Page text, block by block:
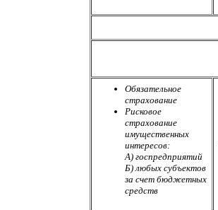
Обязательное
страхование
Рисковое
страхование
имущественных
интересов:
А) госпредприятий
Б) любых субъектов
за счет бюджетных
средств